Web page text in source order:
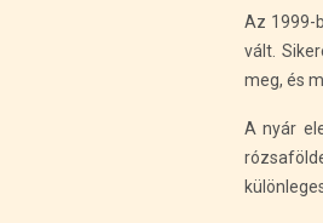
Az 1999-
vált.
meg, és
A nyár